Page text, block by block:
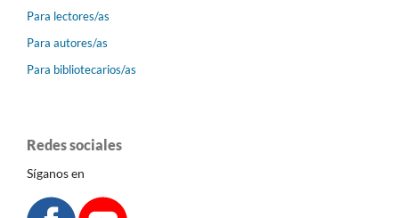
Para lectores/as
Para autores/as
Para bibliotecarios/as
Redes sociales
Síganos en